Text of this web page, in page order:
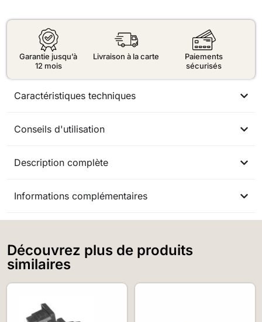
Garantie jusqu’à
12 mois
Livraison à la carte
Paiements
sécurisés
Caractéristiques techniques
Conseils d'utilisation
Description complète
Informations complémentaires
Découvrez plus de produits
similaires